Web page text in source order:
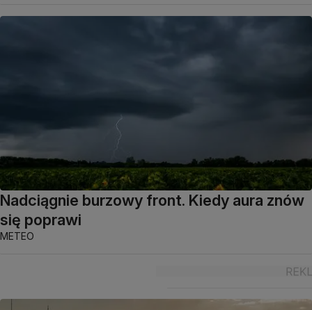
Nadciągnie burzowy front. Kiedy aura znów
się poprawi
METEO